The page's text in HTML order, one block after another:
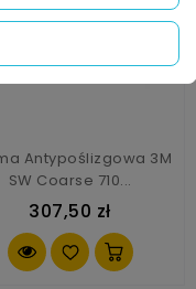
Antypoślizgowa 3M
SW Coarse 710...
307,50 zł